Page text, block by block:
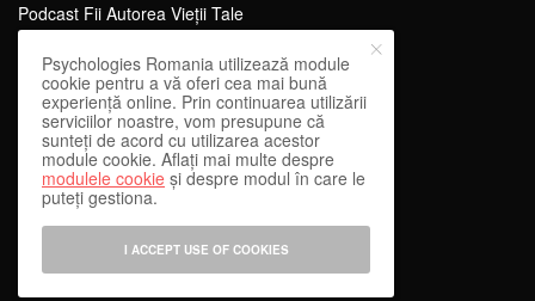
Podcast Fii Autorea Vieții Tale
Evenimente Fii Autoarea Vieții Tale!
SportEdu
Antrenament Mental pentru Sportivi
Learning Network
WEnough
Reward & Engage
Psychologies Romania utilizează module
cookie pentru a vă oferi cea mai bună
experiență online. Prin continuarea utilizării
serviciilor noastre, vom presupune că
sunteți de acord cu utilizarea acestor
module cookie. Aflați mai multe despre
modulele cookie și despre modul în care le
puteți gestiona.
I ACCEPT USE OF COOKIES